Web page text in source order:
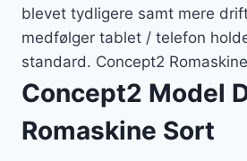
blevet tydligere samt mere
medfølger tablet / telefon
standard. Concept2
Concept2 Model
Romaskine Sort